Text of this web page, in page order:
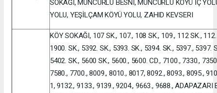
SOKAĞI, MUNCURLU BESNI, MUNCURLU KÖYÜ İÇ
YOLU, YEŞİLÇAM KÖYÜ YOLU, ZAHID KEVSERI
KÖY SOKAĞI, 107 SK., 107., 108 SK., 109., 112 SK.,
1900. SK., 5392. SK., 5393. SK., 5394. SK., 5397., 5397.
5402. SK., 5600 SK., 5600., 5600. CD., 7100., 7330.,
7580., 7700., 8009., 8010., 8017, 8092., 8093., 8095.,
1, 9132., 9133., 9139., 9204., 9663., 9688., ADAPAZARI